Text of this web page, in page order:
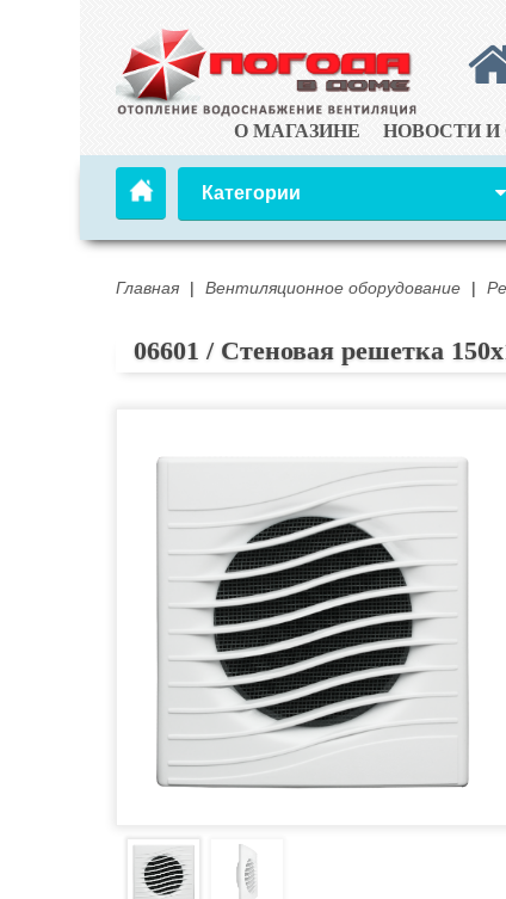
О МАГАЗИНЕ НОВОСТИ И
Категории
Главная | Вентиляционное оборудование |
06601 / Стеновая решетка